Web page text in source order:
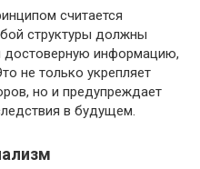
считается
структуры должны
информацию,
не только укрепляет
но и предупреждает
в будущем.